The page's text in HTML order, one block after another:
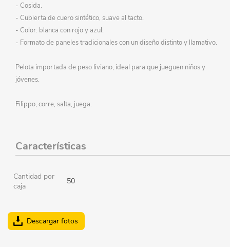
- Cosida.
- Cubierta de cuero sintético, suave al tacto.
- Color: blanca con rojo y azul.
- Formato de paneles tradicionales con un diseño distinto y llamativo.
Pelota importada de peso liviano, ideal para que jueguen niños y
jóvenes.
Filippo, corre, salta, juega.
Características
Cantidad por
caja
50
Descargar fotos